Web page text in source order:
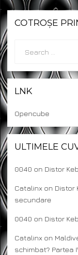
COTROȘE
LNK
Opencube
ULTIMELE
0040 on Distor
Catalinx on Distor
secundare
0040 on Distor
Catalinx on
schimbat? Partea